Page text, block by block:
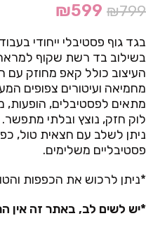
₪799
₪599
בגד גוף פסטיבלי ייחודי
בשילוב בד רשת שקוף למראה
העיצוב כולל קאפ מחוזק עם
מחמיאה ועיטורים צפופים
מתאים לפסטיבלים, הופעות,
לוק חזק, נוצץ ובלתי מתפשר.
ניתן לשלב עם חצאית טול,
פסטיבליים משלימים.
*ניתן לרכוש את הכפפות
*יש לשים לב, באתר זה אין